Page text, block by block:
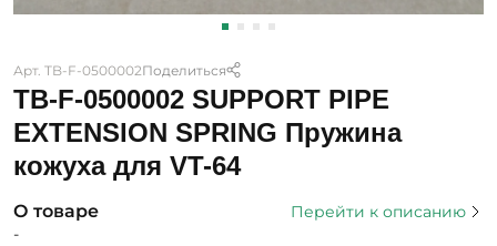
Арт. TB-F-0500002Поделиться
TB-F-0500002 SUPPORT PIPE
EXTENSION SPRING Пружина
кожуха для VT-64
О товаре
Перейти к описанию
-